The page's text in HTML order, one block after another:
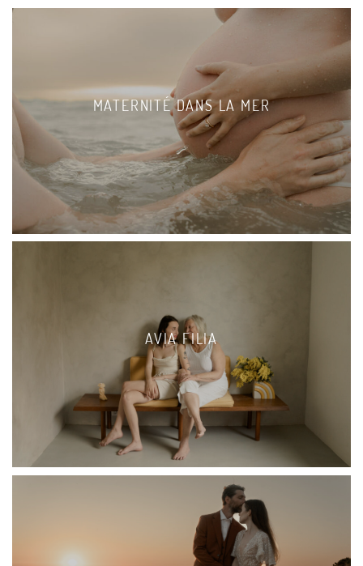
MATERNITÉ DANS LA MER
AVIA FILIA